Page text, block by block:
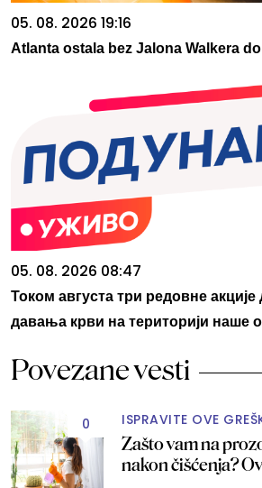
05. 08. 2026 19:16
Atlanta ostala bez Jalona Walkera
05. 08. 2026 08:47
Током августа три редовне
давања крви на територији наше
Povezane vesti
0 ISPRAVITE OVE
Zašto vam na
nakon čišćenja?